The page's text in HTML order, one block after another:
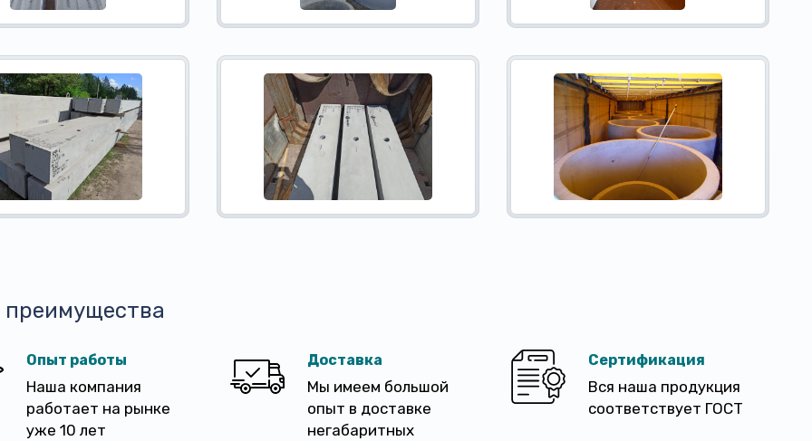
Опыт работы
Наша компания
работает на рынке
уже 10 лет
Доставка
Мы имеем большой
опыт в доставке
негабаритных
Сертификация
Вся наша продукция
соответствует ГОСТ